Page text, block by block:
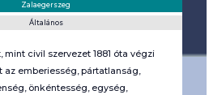
Zalaegerszeg
Általános
mint civil szervezet 1881 óta végzi
emberiesség, pártatlanság,
önkéntesség, egység,